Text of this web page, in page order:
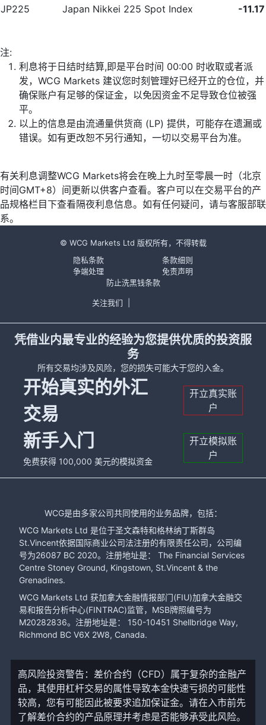
JP225
Japan Nikkei 225 Spot Index -11.17
注:
利息将于日结时结算,即是平台时间 00:00 时收取或者派
发，WCG Markets 建议您时刻管理好已经开立的仓位，并
确保账户有足够的保证金，以免因资金不足导致仓位被强
平。
以上的信息是由流通量供货商 (LP) 提供，可能存在遗漏或
错误。如有更改恕不另行通知，一切以交易平台为准。
有关利息调整WCG Markets将会在晚上九时至零晨一时（北京
时间GMT+8）间更新以供客户查看。客户可以在交易平台的产
品规格栏目下查看隔夜利息信息。如有任何疑问，请与客服部联
系。
© WCG Markets Ltd 版权所有，不得转载
隐私条款
条款细则
争端处理
免责声明
防止洗黑钱条款
关注我们
凭借业内最专业的经验为您提供优质的投资服
务
所有交易均涉及风险，您的损失可能大于您的入金。
开始真实的外汇
交易
开立真实账
户
新手入门
免费获得 100,000 美元的模拟资金
开立模拟账
户
WCG是由多家公司共同使用的业务品牌，包括：
WCG Markets Ltd 是位于圣文森特和格林纳丁斯群岛
St.Vincent依据国际商业公司法注册的有限责任公司，公司编
号为26087 BC 2020。注册地址是： The Financial Services
Centre Stoney Ground, Kingstown, St.Vincent & the
Grenadines.
WCG Markets Ltd 获加拿大金融情报部门(FIU)加拿大金融交
易和报告分析中心(FINTRAC)监管，MSB牌照编号为
M20282836。注册地址是： 150-10451 Shellbridge Way,
Richmond BC V6X 2W8, Canada.
高风险投资警告：差价合约（CFD）属于复杂的金融产
品，其使用杠杆交易的属性导致本金快速亏损的可能性
较高，您有可能因此被要求追加保证金。请在入市前先
了解差价合约的产品原理并考虑是否能够承受此风险。